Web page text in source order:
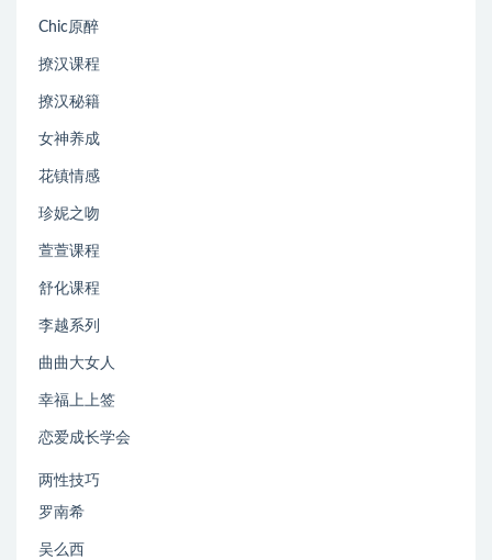
Chic原醉
撩汉课程
撩汉秘籍
女神养成
花镇情感
珍妮之吻
萱萱课程
舒化课程
李越系列
曲曲大女人
幸福上上签
恋爱成长学会
两性技巧
罗南希
吴么西